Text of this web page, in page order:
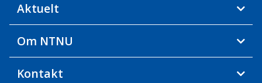
Aktuelt
Om NTNU
Kontakt